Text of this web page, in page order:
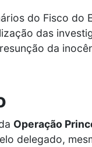
do Fisco do
das
da
Operação
delegado,